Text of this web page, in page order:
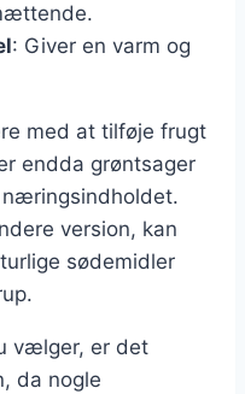
: Giver en varm og
med at tilføje frugt
endda grøntsager
version, kan
sødemidler
vælger, er det
da nogle